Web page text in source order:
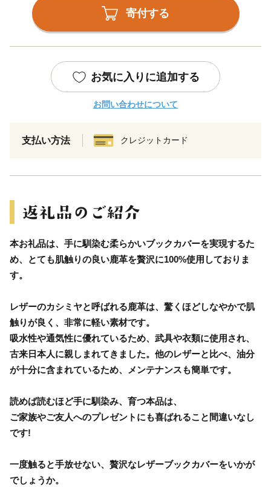
寄付する
お気に入りに追加する
お問い合わせについて
支払い方法 クレジットカード
本お礼品は、手に馴染む柔らかいブックカバーを実現するた
め、とても肌触りの良い鹿革を贅沢に100%使用しておりま
す。
レザーのカシミヤと呼ばれる鹿革は、驚くほどしなやかで肌
触りが良く、非常に軽い素材です。
吸水性や通気性に優れているため、武具や衣類に使用され、
古来日本人に親しまれてきました。他のレザーと比べ、油分
が十分に含まれているため、メンテナンスも簡単です。
読めば読むほど手に馴染み、育つ本品は、
ご家族やご友人へのプレゼントにも喜ばれること間違いなし
です!
一度触ると手放せない、贅沢なレザーブックカバーをいかが
でしょうか。